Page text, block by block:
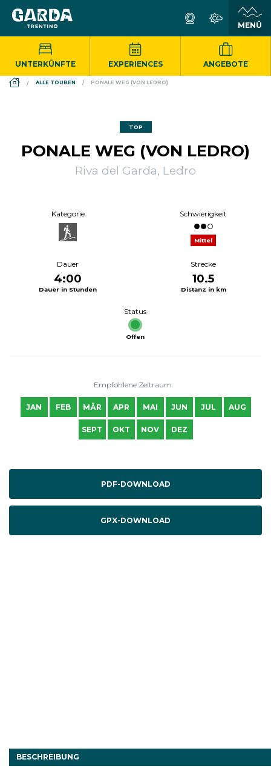
UNTERKÜNFTE EXPERIENCES ANGEBOTE
DS_BREADCRUMB.HOME
ALLE TOUREN PONALE WEG (VON LEDRO)
TOP
PONALE WEG (VON LEDRO)
Riva del Garda, Ledro
Kategorie Schwierigkeit
Mittel
Dauer
4:00
Dauer in Stunden
Strecke
10.5
Distanz in km
Status
Offen
Empfohlene Zeitraum
JAN FEB MÄR APR MAI JUN JUL AUG
SEPT OKT NOV DEZ
PDF-DOWNLOAD
GPX-DOWNLOAD
BESCHREIBUNG